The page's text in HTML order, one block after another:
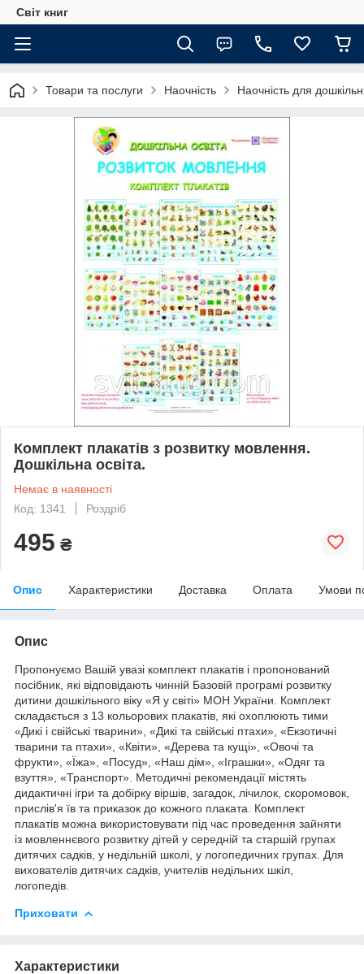
Світ книг
Товари та послуги Наочність Наочність для
Комплект плакатів з розвитку мовлення.
Дошкільна освіта.
Немає в наявності
Код: 1341
Роздріб
495 ₴
Опис Характеристики Доставка Оплата Умови
Опис
Пропонуємо Вашій увазі комплект плакатів і пропонований
посібник, які відповідають чинній Базовій програмі розвитку
дитини дошкільного віку «Я у світі» МОН України. Комплект
складається з 13 кольорових плакатів, які охоплюють тими
«Дикі і свійські тварини», «Дикі та свійські птахи», «Екзотичні
тварини та птахи», «Квіти», «Дерева та кущі», «Овочі та
фрукти», «Їжа», «Посуд», «Наш дім», «Іграшки», «Одяг та
взуття», «Транспорт». Методичні рекомендації містять
дидактичні ігри та добірку віршів, загадок, лічилок, скоромовок,
прислів'я їв та приказок до кожного плаката. Комплект
плакатів можна використовувати під час проведення зайняти
із мовленнєвого розвитку дітей у середній та старшій групах
дитячих садків, у недільній школі, у логопедичних групах. Для
вихователів дитячих садків, учителів недільних шкіл,
логопедів.
Приховати
Характеристики